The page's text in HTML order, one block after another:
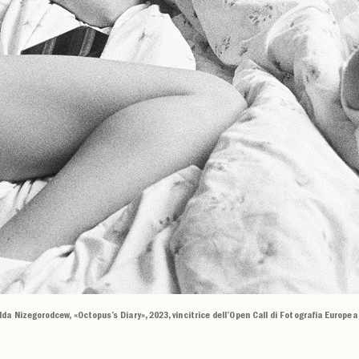
Nizegorodcew, «Octopus’s Diary», 2023, vincitrice dell’Open Call di Fotografia Europea